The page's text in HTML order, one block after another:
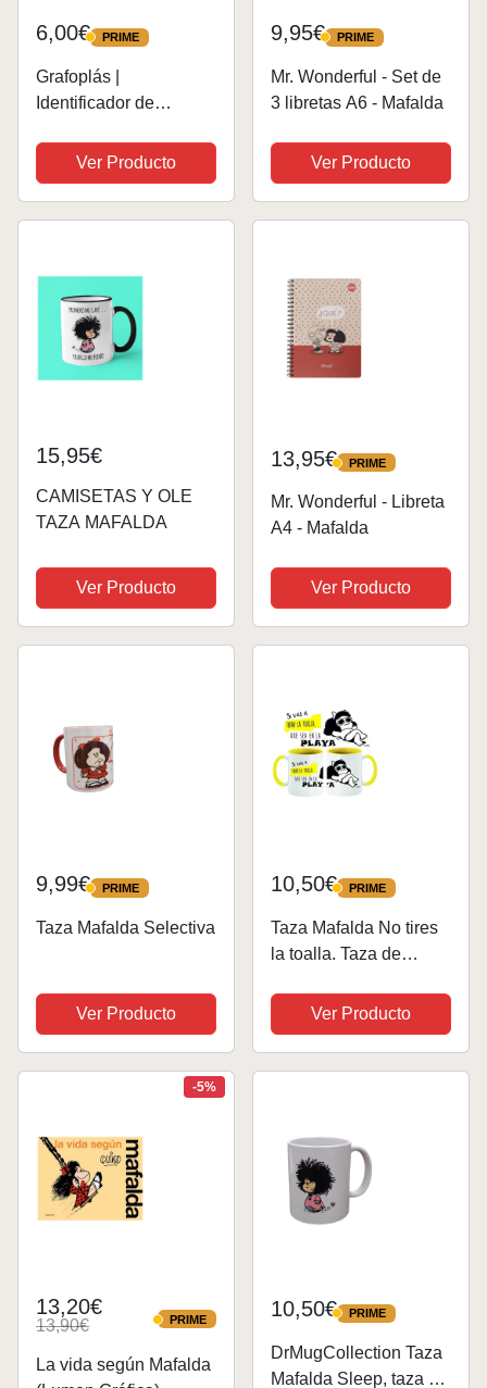
6,00€ PRIME
PRIME
Grafoplás |
Identificador de
8x11,6cm | Figura de
Mafalda de Goma con
Etiqueta Identificadora
Ver Producto
9,95€ PRIME
PRIME
Mr. Wonderful - Set de
3 libretas A6 - Mafalda
Ver Producto
15,95€
CAMISETAS Y OLE
TAZA MAFALDA
Ver Producto
13,95€ PRIME
PRIME
Mr. Wonderful - Libreta
A4 - Mafalda
Ver Producto
9,99€ PRIME
PRIME
Taza Mafalda Selectiva
Ver Producto
10,50€ PRIME
PRIME
Taza Mafalda No tires
la toalla. Taza de
Ver Producto
-5%
13,20€
13,90€ PRIME
PRIME
La vida según Mafalda
10,50€ PRIME
PRIME
DrMugCollection Taza
Mafalda Sleep, taza de